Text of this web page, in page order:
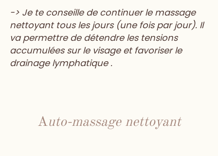
-> Je te conseille de continuer le massage
nettoyant tous les jours (une fois par jour). Il
va permettre de détendre les tensions
accumulées sur le visage et favoriser le
drainage lymphatique .
Auto-massage nettoyant